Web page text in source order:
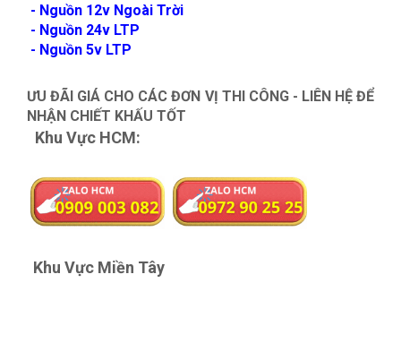
- Nguồn 12v Ngoài Trời
- Nguồn 24v LTP
- Nguồn 5v LTP
ƯU ĐÃI GIÁ CHO CÁC ĐƠN VỊ THI CÔNG - LIÊN HỆ ĐỂ
NHẬN CHIẾT KHẤU TỐT
Khu Vực HCM:
Khu Vực Miền Tây